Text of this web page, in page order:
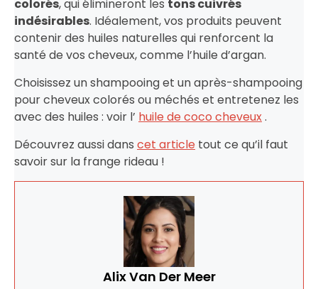
colorés, qui élimineront les tons cuivrés
indésirables. Idéalement, vos produits peuvent
contenir des huiles naturelles qui renforcent la
santé de vos cheveux, comme l’huile d’argan.
Choisissez un shampooing et un après-shampooing
pour cheveux colorés ou méchés et entretenez les
avec des huiles : voir l’ huile de coco cheveux.
Découvrez aussi dans cet article tout ce qu’il faut
savoir sur la frange rideau !
Alix Van Der Meer